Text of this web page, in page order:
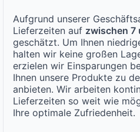
Aufgrund unserer
Lieferzeiten auf zwischen 7
geschätzt. Um Ihnen
halten wir keine großen
erzielen wir Einsparungen
Ihnen unsere Produkte zu
anbieten. Wir arbeiten
Lieferzeiten so weit wie
Ihre optimale Zufriedenheit.